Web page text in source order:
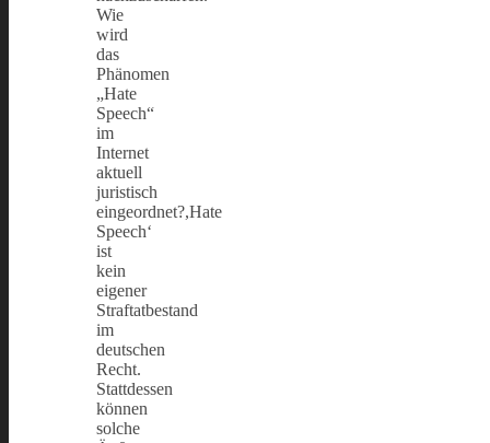
Wie
wird
das
Phänomen
„Hate
Speech“
im
Internet
aktuell
juristisch
eingeordnet?,Hate
Speech‘
ist
kein
eigener
Straftatbestand
im
deutschen
Recht.
Stattdessen
können
solche